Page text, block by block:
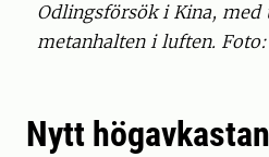
Odlingsförsök i Kina,
metanhalten i luften. Foto:
Nytt